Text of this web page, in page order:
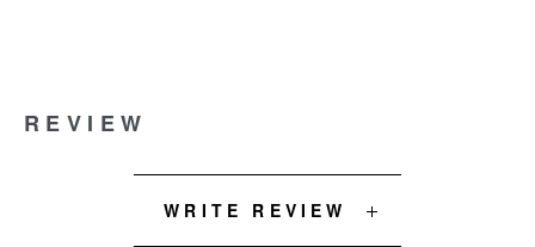
REVIEW
WRITE REVIEW